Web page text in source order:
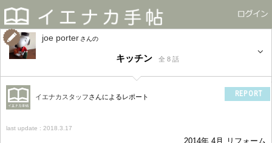
joe porter さん
キッチン 全 8 話
イエナカスタッフさんによるレポート REPORT
last update : 2018.3.17
2014年 4月 リフォーム